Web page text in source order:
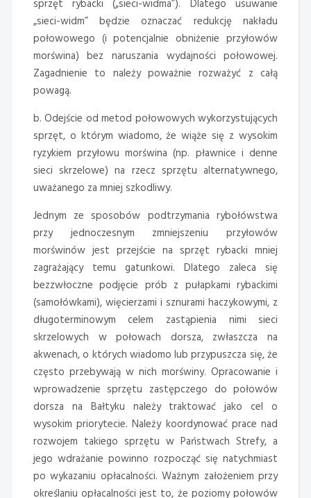
sprzęt rybacki („sieci-widma”). Dlatego usuwanie
„sieci-widm” będzie oznaczać redukcję nakładu
połowowego (i potencjalnie obniżenie przyłowów
morświna) bez naruszania wydajności połowowej.
Zagadnienie to należy poważnie rozważyć z całą
powagą.
b. Odejście od metod połowowych wykorzystujących
sprzęt, o którym wiadomo, że wiąże się z wysokim
ryzykiem przyłowu morświna (np. pławnice i denne
sieci skrzelowe) na rzecz sprzętu alternatywnego,
uważanego za mniej szkodliwy.
Jednym ze sposobów podtrzymania rybołówstwa
przy jednoczesnym zmniejszeniu przyłowów
morświnów jest przejście na sprzęt rybacki mniej
zagrażający temu gatunkowi. Dlatego zaleca się
bezzwłoczne podjęcie prób z pułapkami rybackimi
(samołówkami), więcierzami i sznurami haczykowymi, z
długoterminowym celem zastąpienia nimi sieci
skrzelowych w połowach dorsza, zwłaszcza na
akwenach, o których wiadomo lub przypuszcza się, że
często przebywają w nich morświny. Opracowanie i
wprowadzenie sprzętu zastępczego do połowów
dorsza na Bałtyku należy traktować jako cel o
wysokim priorytecie. Należy koordynować prace nad
rozwojem takiego sprzętu w Państwach Strefy, a
jego wdrażanie powinno rozpocząć się natychmiast
po wykazaniu opłacalności. Ważnym założeniem przy
określaniu opłacalności jest to, że poziomy połowów